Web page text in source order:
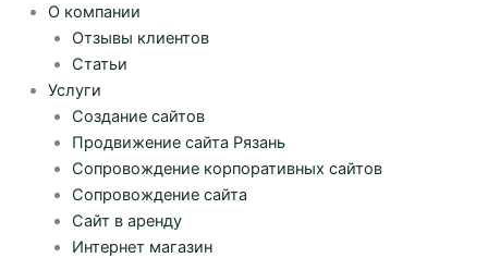
О компании
Отзывы клиентов
Статьи
Услуги
Создание сайтов
Продвижение сайта Рязань
Сопровождение корпоративных сайтов
Сопровождение сайта
Сайт в аренду
Интернет магазин